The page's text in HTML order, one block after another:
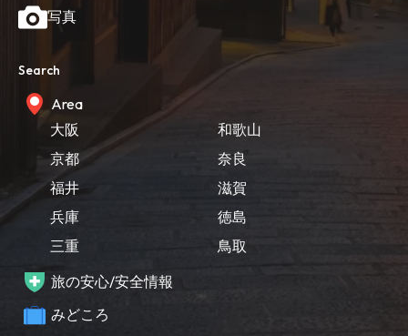
写真
Search
Area
大阪
京都
福井
兵庫
三重
和歌山
奈良
滋賀
徳島
鳥取
旅の安心/安全情報
みどころ